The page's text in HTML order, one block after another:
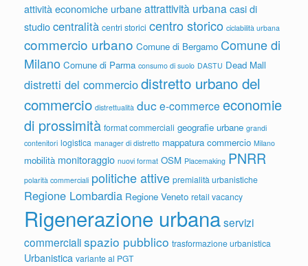
attività economiche urbaneattrattività urbana casi di
studiocentralità centri storici centro storico ciclabilità urbana
commercio urbano Comune di Bergamo Comune di
Milano Comune di Parma consumo di suolo DASTU Dead Mall
distretti del commerciodistretto urbano del
commercio distrettualità duc e-commerce economie
di prossimità format commerciali geografie urbane grandi
contenitori logistica manager di distretto mappatura commercio Milano
mobilità monitoraggio nuovi format OSM Placemaking PNRR
polarità commerciali politiche attive premialità urbanistiche
Regione Lombardia Regione Veneto retail vacancy
Rigenerazione urbanaservizi
commercialispazio pubblico trasformazione urbanistica
Urbanistica variante al PGT